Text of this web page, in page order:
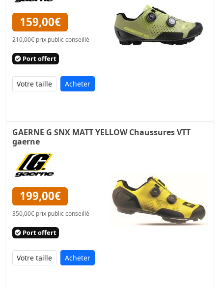
159,00€
210,00€ prix public conseillé
Port offert
Acheter
GAERNE G SNX MATT YELLOW Chaussures VTT
gaerne
199,00€
350,00€ prix public conseillé
Port offert
Acheter